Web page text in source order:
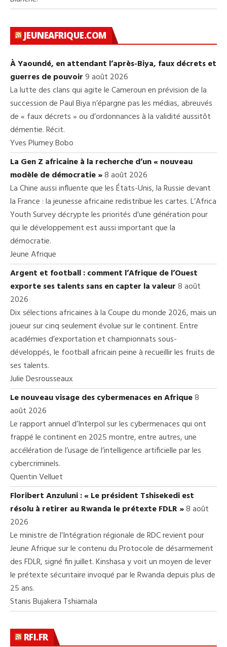
JEUNEAFRIQUE.COM
À Yaoundé, en attendant l’après-Biya, faux décrets et
guerres de pouvoir9 août 2026
La lutte des clans qui agite le Cameroun en prévision de la
succession de Paul Biya n’épargne pas les médias, abreuvés
de « faux décrets » ou d’ordonnances à la validité aussitôt
démentie. Récit.
Yves Plumey Bobo
La Gen Z africaine à la recherche d’un « nouveau
modèle de démocratie »8 août 2026
La Chine aussi influente que les États-Unis, la Russie devant
la France : la jeunesse africaine redistribue les cartes. L’Africa
Youth Survey décrypte les priorités d’une génération pour
qui le développement est aussi important que la
démocratie.
Jeune Afrique
Argent et football : comment l’Afrique de l’Ouest
exporte ses talents sans en capter la valeur8 août
2026
Dix sélections africaines à la Coupe du monde 2026, mais un
joueur sur cinq seulement évolue sur le continent. Entre
académies d’exportation et championnats sous-
développés, le football africain peine à recueillir les fruits de
ses talents.
Julie Desrousseaux
Le nouveau visage des cybermenaces en Afrique8
août 2026
Le rapport annuel d’Interpol sur les cybermenaces qui ont
frappé le continent en 2025 montre, entre autres, une
accélération de l’usage de l’intelligence artificielle par les
cybercriminels.
Quentin Velluet
Floribert Anzuluni : « Le président Tshisekedi est
résolu à retirer au Rwanda le prétexte FDLR »8 août
2026
Le ministre de l’Intégration régionale de RDC revient pour
Jeune Afrique sur le contenu du Protocole de désarmement
des FDLR, signé fin juillet. Kinshasa y voit un moyen de lever
le prétexte sécuritaire invoqué par le Rwanda depuis plus de
25 ans.
Stanis Bujakera Tshiamala
RFI.FR